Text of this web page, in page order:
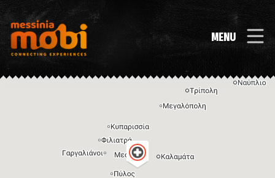
MENU